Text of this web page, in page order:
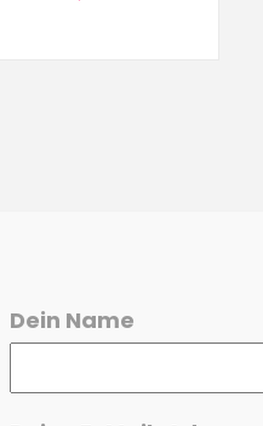
Dein Name